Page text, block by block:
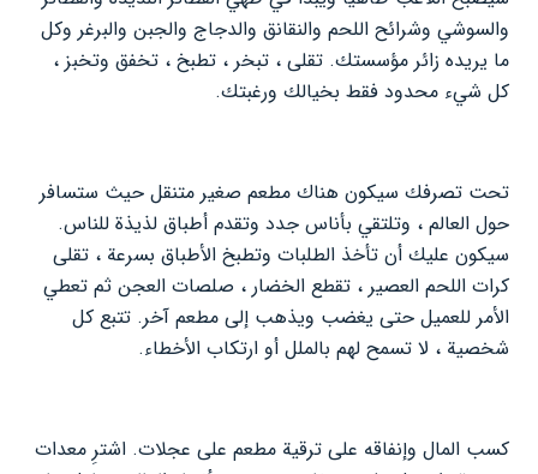
والسوشي وشرائح اللحم والنقانق والدجاج والجبن والبرغر وكل
ما يريده زائر مؤسستك. تقلى ، تبخر ، تطبخ ، تخفق وتخبز ،
كل شيء محدود فقط بخيالك ورغبتك.
تحت تصرفك سيكون هناك مطعم صغير متنقل حيث ستسافر
حول العالم ، وتلتقي بأناس جدد وتقدم أطباق لذيذة للناس.
سيكون عليك أن تأخذ الطلبات وتطبخ الأطباق بسرعة ، تقلى
كرات اللحم العصير ، تقطع الخضار ، صلصات العجن ثم تعطي
الأمر للعميل حتى يغضب ويذهب إلى مطعم آخر. تتبع كل
شخصية ، لا تسمح لهم بالملل أو ارتكاب الأخطاء.
كسب المال وإنفاقه على ترقية مطعم على عجلات. اشترِ معدات